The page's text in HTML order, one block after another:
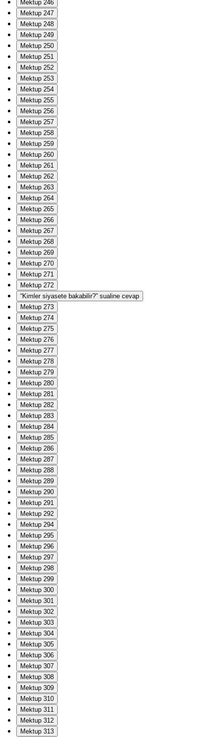
Mektup 246
Mektup 247
Mektup 248
Mektup 249
Mektup 250
Mektup 251
Mektup 252
Mektup 253
Mektup 254
Mektup 255
Mektup 256
Mektup 257
Mektup 258
Mektup 259
Mektup 260
Mektup 261
Mektup 262
Mektup 263
Mektup 264
Mektup 265
Mektup 266
Mektup 267
Mektup 268
Mektup 269
Mektup 270
Mektup 271
Mektup 272
“Kimler siyasete bakabilir?” sualine cevap
Mektup 273
Mektup 274
Mektup 275
Mektup 276
Mektup 277
Mektup 278
Mektup 279
Mektup 280
Mektup 281
Mektup 282
Mektup 283
Mektup 284
Mektup 285
Mektup 286
Mektup 287
Mektup 288
Mektup 289
Mektup 290
Mektup 291
Mektup 292
Mektup 294
Mektup 295
Mektup 296
Mektup 297
Mektup 298
Mektup 299
Mektup 300
Mektup 301
Mektup 302
Mektup 303
Mektup 304
Mektup 305
Mektup 306
Mektup 307
Mektup 308
Mektup 309
Mektup 310
Mektup 311
Mektup 312
Mektup 313